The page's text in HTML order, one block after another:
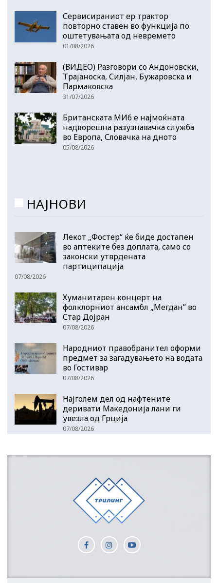
Сервисираниот ер трактор
повторно ставен во функција по
оштетувањата од невремето
01/08/2026
(ВИДЕО) Разговори со Андоновски,
Трајаноска, Силјан, Бужаровска и
Пармаковска
31/07/2026
Британската МИ6 е најмоќната
надворешна разузнавачка служба
во Европа, Словачка на дното
05/08/2026
НАЈНОВИ
Лекот „Фостер“ ќе биде достапен
во аптеките без доплата, само со
законски утврдената
партиципација
07/08/2026
Хуманитарен концерт на
фолклорниот ансамбл „Мегдан” во
Стар Дојран
07/08/2026
Народниот правобранител оформи
предмет за загадувањето на водата
во Гостивар
07/08/2026
Најголем дел од нафтените
деривати Македонија лани ги
увезла од Грција
07/08/2026